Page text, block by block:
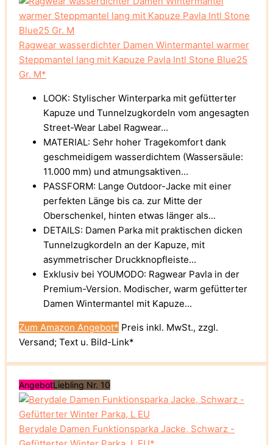
Ragwear wasserdichter Damen Wintermantel warmer
Steppmantel lang mit Kapuze Pavla Intl Stone Blue25
Gr. M*
LOOK: Stylischer Winterparka mit gefütterter
Kapuze und Tunnelzugkordeln vom angesagten
Street-Wear Label Ragwear...
MATERIAL: Sehr hoher Tragekomfort dank
geschmeidigem wasserdichtem (Wassersäule:
11.000 mm) und atmungsaktiven...
PASSFORM: Lange Outdoor-Jacke mit einer
perfekten Länge bis ca. zur Mitte der
Oberschenkel, hinten etwas länger als...
DETAILS: Damen Parka mit praktischen dicken
Tunnelzugkordeln an der Kapuze, mit
asymmetrischer Druckknopfleiste...
Exklusiv bei YOUMODO: Ragwear Pavla in der
Premium-Version. Modischer, warm gefütterter
Damen Wintermantel mit Kapuze...
Zum Amazon Angebot* Preis inkl. MwSt., zzgl.
Versand; Text u. Bild-Link*
AngebotLiebling Nr. 10
Berydale Damen Funktionsparka Jacke, Schwarz -